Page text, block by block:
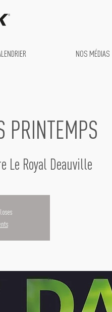
NOS MÉDIAS
PRINTEMPS
Le Royal Deauville